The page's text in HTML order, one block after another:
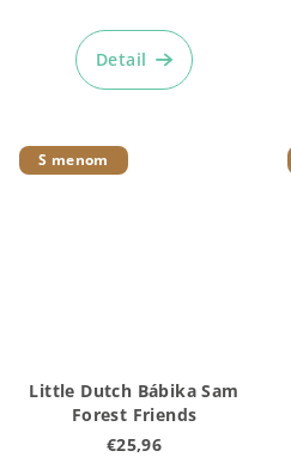
hodnotenie
produktu
Detail
S menom
Little Dutch Bábika Sam
Forest Friends
€25,96